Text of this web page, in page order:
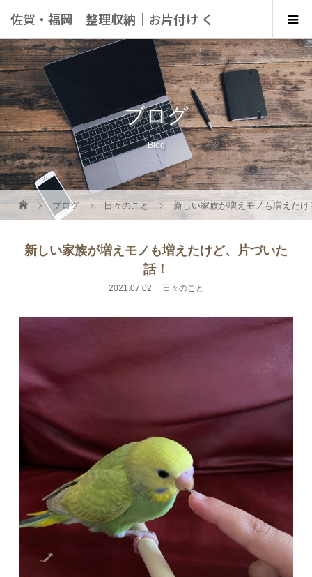
佐賀・福岡 整理収納｜お片付け く
らしにこっと
ブログ
Blog
ブログ 日々のこと 新しい家族が増えモノも増えた
新しい家族が増えモノも増えたけど、片づいた
話！
2021.07.02 日々のこと